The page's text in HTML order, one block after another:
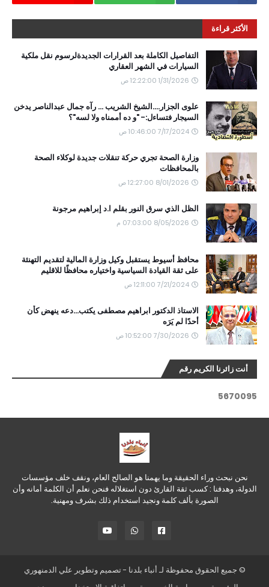
الأكثر قراءة
التفاصيل الكاملة بعد القرارات الجديدةلرسوم نقل ملكية
السيارات في الشهر العقاري
1/31/2026 12:22:00 ص
علوى الجزار....الشيخ الشريب ... رآه جمال عبدالناصر يدخن
السيجار فتساءل:- "و ده أممناه ولا لسه"؟
7/17/2024 10:46:00 ص
وزارة الصحة تجري حركة تنقلات جديدة لوكلاء الصحة
بالمحافظات
8/01/2026 12:27:00 ص
الظل الذي سرق النور بقلم ا.د إبراهيم مرجونة
8/05/2026 07:03:00 م
محافظ أسيوط يستقبل وكيل وزارة المالية لتقديم التهنئة
على ثقة القيادة السياسية واختياره محافظًا للاقليم
7/21/2024 12:11:00 ص
الاستاذ الدكتور ابراهيم مصطفى يكتب...دعه ينهض كأن
أحدًا لم يَرَه
7/30/2026 10:52:00 ص
أنت زائرنا الكريم رقم
5670095
نحن نبحث وراء الحقيقة وما يهمنا هو الصالح العام، ونقف خلف مؤسسات
الدولة، وهدفنا : كسب ثقة القارئ دون استغلاله فنحن نعلم أن الكلمة أمانه وأن
الصورة بألف كلمة ونجيد استخدام ذلك بشرف ومهنية.
© جميع الحقوق محفوظة لـ أنباء بلدنا - تصميم وتطوير علي الدمنهوري